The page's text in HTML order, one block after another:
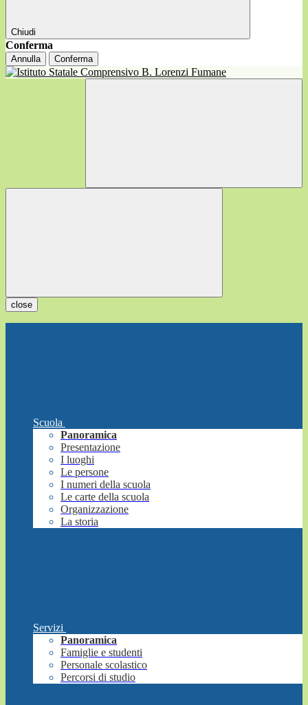
Chiudi
Conferma
Annulla Conferma
close
Scuola
Panoramica
Presentazione
I luoghi
Le persone
I numeri della scuola
Le carte della scuola
Organizzazione
La storia
Servizi
Panoramica
Famiglie e studenti
Personale scolastico
Percorsi di studio